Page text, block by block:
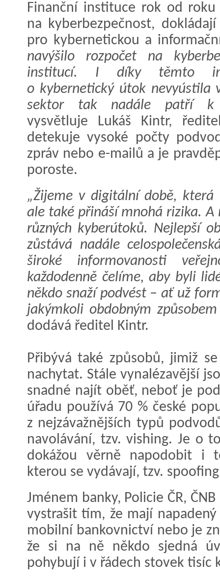
Finanční instituce rok od
na kyberbezpečnost,
pro kybernetickou a
navýšilo rozpočet na
institucí. I díky těmto
o kybernetický útok nevyústila
sektor tak nadále patří k
vysvětluje Lukáš Kintr,
detekuje vysoké počty
zpráv nebo e-mailů a je
poroste.
„Žijeme v digitální době, která
ale také přináší mnohá rizika.
různých kyberútoků. Nejlepší
zůstává nadále
široké informovanosti
každodenně čelíme, aby byli
někdo snaží podvést – ať už
jakýmkoli obdobným
dodává ředitel Kintr.
Přibývá také způsobů, jimiž
nachytat. Stále vynalézavější
snadné najít oběť, neboť je
úřadu používá 70 % české
z nejzávažnějších typů
navolávání, tzv. vishing. Je o
dokážou věrně napodobit i
kterou se vydávají, tzv.
Jménem banky, Policie ČR,
vystrašit tím, že mají
mobilní bankovnictví nebo je
že si na ně někdo sjedná
pohybují i v řádech stovek tisíc